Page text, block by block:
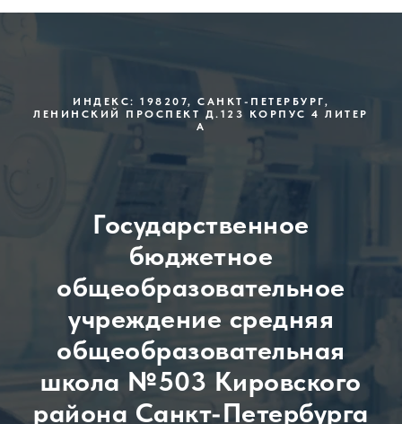
ИНДЕКС: 198207, САНКТ-ПЕТЕРБУРГ,
ЛЕНИНСКИЙ ПРОСПЕКТ Д.123 КОРПУС 4 ЛИТЕР
А
Государственное
бюджетное
общеобразовательное
учреждение средняя
общеобразовательная
школа №503 Кировского
района Санкт-Петербурга